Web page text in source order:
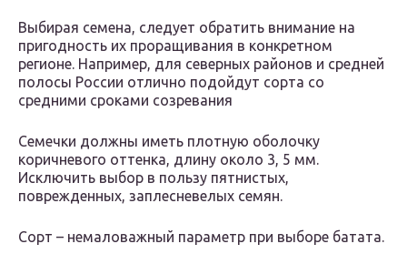
Выбирая семена, следует обратить внимание на
пригодность их проращивания в конкретном
регионе. Например, для северных районов и средней
полосы России отлично подойдут сорта со
средними сроками созревания
Семечки должны иметь плотную оболочку
коричневого оттенка, длину около 3, 5 мм.
Исключить выбор в пользу пятнистых,
поврежденных, заплесневелых семян.
Сорт – немаловажный параметр при выборе батата.